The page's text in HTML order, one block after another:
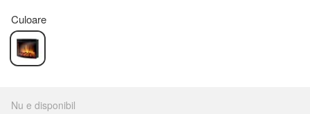
Culoare
Nu e disponibil